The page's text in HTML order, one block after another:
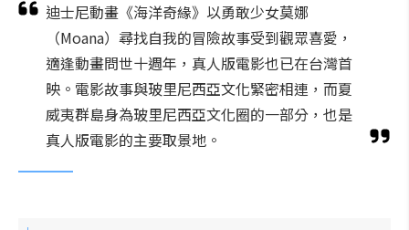
迪士尼動畫《海洋奇緣》以勇敢少女莫娜
（Moana）尋找自我的冒險故事受到觀眾喜愛，
適逢動畫問世十週年，真人版電影也已在台灣首
映。電影故事與玻里尼西亞文化緊密相連，而夏
威夷群島身為玻里尼西亞文化圈的一部分，也是
真人版電影的主要取景地。